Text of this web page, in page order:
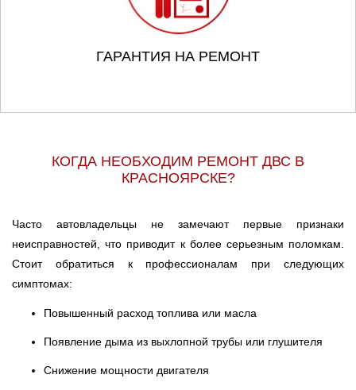
ГАРАНТИЯ НА РЕМОНТ
КОГДА НЕОБХОДИМ РЕМОНТ ДВС В
КРАСНОЯРСКЕ?
Часто автовладельцы не замечают первые признаки
неисправностей, что приводит к более серьезным поломкам.
Стоит обратиться к профессионалам при следующих
симптомах:
Повышенный расход топлива или масла
Появление дыма из выхлопной трубы или глушителя
Снижение мощности двигателя